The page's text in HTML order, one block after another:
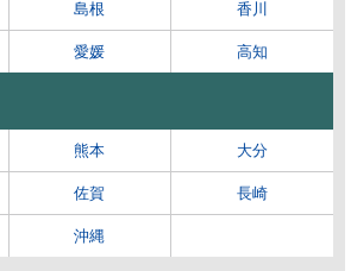
島根 香川
愛媛 高知
熊本 大分
佐賀 長崎
沖縄